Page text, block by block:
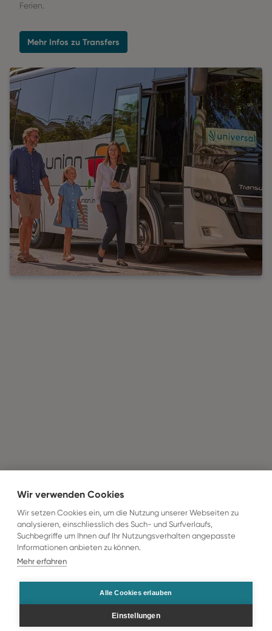
Ferien.
Mehr Infos zu Transfers
Wir verwenden Cookies
Wir setzen Cookies ein, um die Nutzung unserer Webseiten zu
analysieren, einschliesslich des Such- und Surfverlaufs,
Suchbegriffe um Ihnen auf Ihr Nutzungsverhalten angepasste
Informationen anbieten zu können.
Mehr erfahren
Alle Cookies erlauben
Einstellungen